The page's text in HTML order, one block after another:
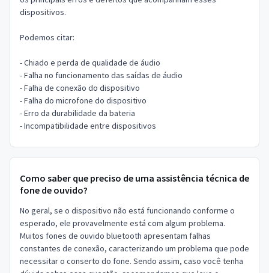
dispositivos.
Podemos citar:
- Chiado e perda de qualidade de áudio
- Falha no funcionamento das saídas de áudio
- Falha de conexão do dispositivo
- Falha do microfone do dispositivo
- Erro da durabilidade da bateria
- Incompatibilidade entre dispositivos
Como saber que preciso de uma assistência técnica de
fone de ouvido?
No geral, se o dispositivo não está funcionando conforme o
esperado, ele provavelmente está com algum problema.
Muitos fones de ouvido bluetooth apresentam falhas
constantes de conexão, caracterizando um problema que pode
necessitar o conserto do fone. Sendo assim, caso você tenha